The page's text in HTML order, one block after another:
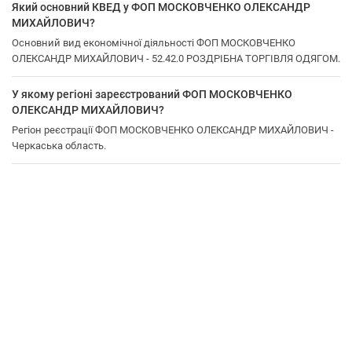
Який основний КВЕД у ФОП МОСКОВЧЕНКО ОЛЕКСАНДР
МИХАЙЛОВИЧ?
Основний вид економічної діяльності ФОП МОСКОВЧЕНКО
ОЛЕКСАНДР МИХАЙЛОВИЧ - 52.42.0 РОЗДРІБНА ТОРГІВЛЯ ОДЯГОМ.
У якому регіоні зареєстрований ФОП МОСКОВЧЕНКО
ОЛЕКСАНДР МИХАЙЛОВИЧ?
Регіон реєстрації ФОП МОСКОВЧЕНКО ОЛЕКСАНДР МИХАЙЛОВИЧ -
Черкаська область.